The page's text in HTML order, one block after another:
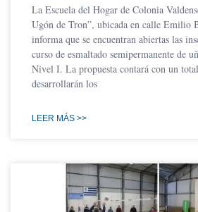
La Escuela del Hogar de Colonia
Ugón de Tron”, ubicada en calle Emilio
informa que se encuentran abiertas las
curso de esmaltado semipermanente de
Nivel I. La propuesta contará con un
desarrollarán los
LEER MÁS >>